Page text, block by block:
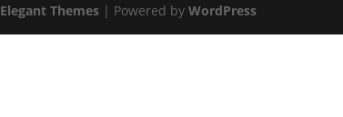
Elegant Themes | Powered byWordPress